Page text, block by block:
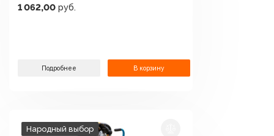
1 062,00 руб.
Подробнее В корзину
Народный выбор